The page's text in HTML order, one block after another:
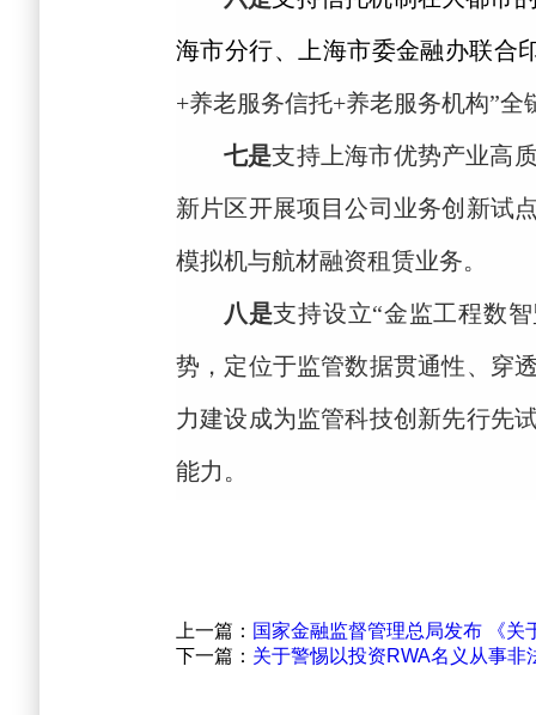
海市分行、上海市委金融办联合
+养老服务信托+养老服务机构”
七是支持上海市优势产业高
新片区开展项目公司业务创新试
模拟机与航材融资租赁业务。
八是支持设立“金监工程数
势，定位于监管数据贯通性、穿
力建设成为监管科技创新先行先
能力。
上一篇： 国家金融监督管理总局发布 《
下一篇： 关于警惕以投资RWA名义从事非